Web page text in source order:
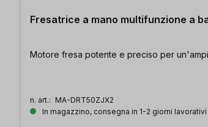
Fresatrice a mano multifunzione a
Motore fresa potente e preciso per
n. art.: MA-DRT50ZJX2
In magazzino, consegna in 1-2 giorni lavorativi